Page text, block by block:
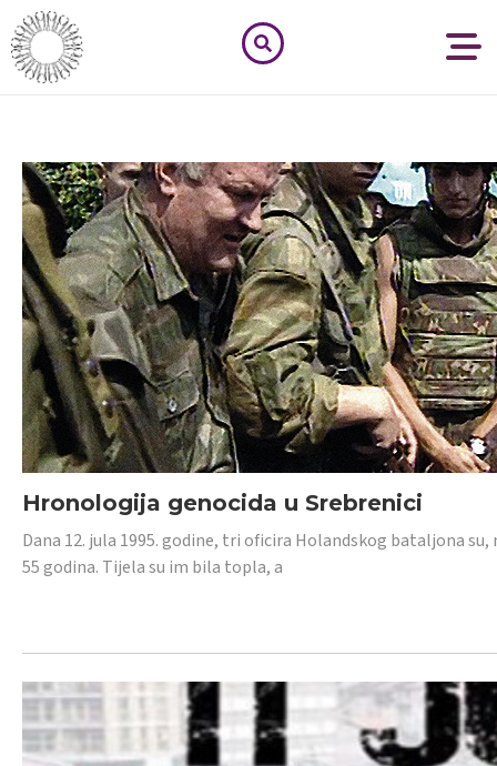
Hronologija genocida u Srebrenici
Dana 12. jula 1995. godine, tri oficira Holandskog bataljona
55 godina. Tijela su im bila topla, a